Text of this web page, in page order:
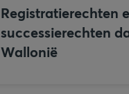
Registratierechten
successierechten
Wallonië